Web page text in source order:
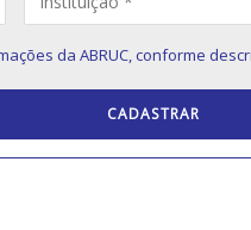
da ABRUC, conforme